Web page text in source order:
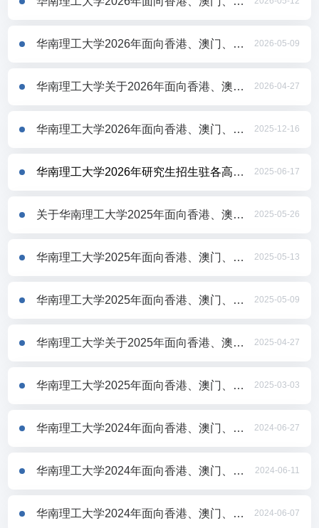
华南理工大学2026年面向香港、澳门、台湾地区招收研究生复试录取办法 2026-05-09
华南理工大学关于2026年面向香港、澳门、台湾地区招收研究生考试初试成绩查询及相关工作安排的通知 2026-04-27
华南理工大学2026年面向香港、澳门、台湾地区招收研究生章程 2025-12-16
华南理工大学2026年研究生招生驻各高校咨询人员名单及QQ群 2025-06-17
关于华南理工大学2025年面向香港、澳门、台湾地区招收研究生拟录取名单的公示 2025-05-26
华南理工大学2025年面向香港、澳门、台湾地区招收研究生院系复试录取方案 2025-05-13
华南理工大学2025年面向香港、澳门、台湾地区招收研究生复试录取办法 2025-05-09
华南理工大学关于2025年面向香港、澳门、台湾地区招收研究生考试初试成绩查询及相关工作安排的通知 2025-04-27
华南理工大学2025年面向香港、澳门、台湾地区招收研究生简章 2025-03-03
华南理工大学2024年面向香港、澳门、台湾地区招收研究生拟录取考生名单公示 2024-06-27
华南理工大学2024年面向香港、澳门、台湾地区招收研究生院系复试录取方案 2024-06-11
华南理工大学2024年面向香港、澳门、台湾地区招收研究生复试录取办法 2024-06-07